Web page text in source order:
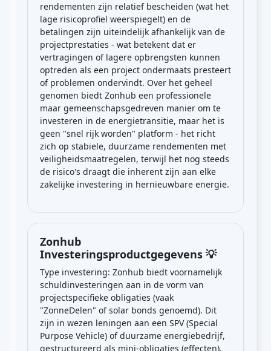
rendementen zijn relatief bescheiden (wat het
lage risicoprofiel weerspiegelt) en de
betalingen zijn uiteindelijk afhankelijk van de
projectprestaties - wat betekent dat er
vertragingen of lagere opbrengsten kunnen
optreden als een project ondermaats presteert
of problemen ondervindt. Over het geheel
genomen biedt Zonhub een professionele
maar gemeenschapsgedreven manier om te
investeren in de energietransitie, maar het is
geen "snel rijk worden" platform - het richt
zich op stabiele, duurzame rendementen met
veiligheidsmaatregelen, terwijl het nog steeds
de risico's draagt die inherent zijn aan elke
zakelijke investering in hernieuwbare energie.
Zonhub
Investeringsproductgegevens 💡
Type investering: Zonhub biedt voornamelijk
schuldinvesteringen aan in de vorm van
projectspecifieke obligaties (vaak
"ZonneDelen" of solar bonds genoemd). Dit
zijn in wezen leningen aan een SPV (Special
Purpose Vehicle) of duurzame energiebedrijf,
gestructureerd als mini-obligaties (effecten).